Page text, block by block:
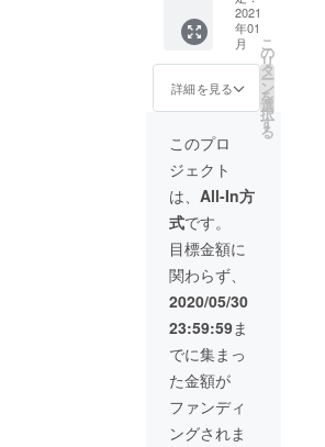
言葉と
ご支援
に寄る
お力添
えのお
陰様で
一歩一
歩着実
に私の
夢へと
近づけ
ます。
沖縄か
ら私の
想いが
皆様の
元へ形
として
お届け
出来る
日が来
るの
を、是
非とも
楽しみ
2021
年01
月
詳細を見る
こ
の
リ
タ
ー
ン
を
選
択
す
る
このプロ
ジェクト
は、 All-In方
式です。
目標金額に
関わらず、
2020/05/30
23:59:59ま
でに集まっ
た金額が
ファンディ
ングされま